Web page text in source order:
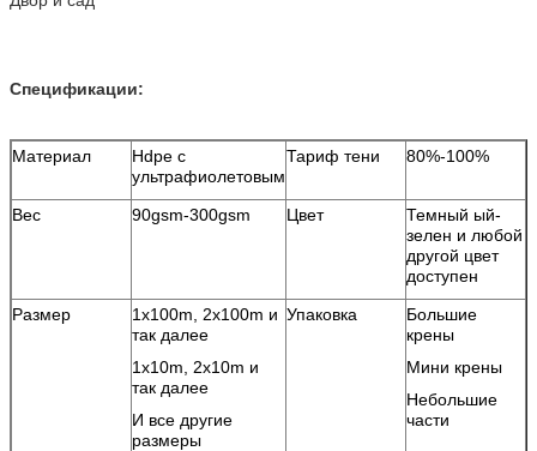
Спецификации:
Материал
Hdpe с
ультрафиолетовым
Тариф тени 80%-100%
Вес 90gsm-300gsm Цвет
Темный ый-
зелен и любой
другой цвет
доступен
Размер
1x100m, 2x100m и
так далее
1x10m, 2x10m и
так далее
И все другие
размеры
Упаковка
Большие
крены
Мини крены
Небольшие
части